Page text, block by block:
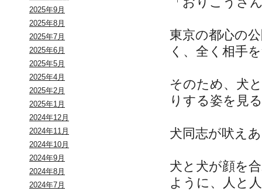
2025年9月
2025年8月
2025年7月
2025年6月
2025年5月
2025年4月
2025年2月
2025年1月
2024年12月
2024年11月
2024年10月
2024年9月
2024年8月
2024年7月
東京の都心の
く、全く相手
そのため、犬
りする姿を見
犬同志が吠え
犬と犬が顔を
ように、人と